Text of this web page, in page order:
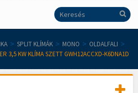
> SPLIT KLÍMÁK > MONO > OLDALFALI >
3,5 KW KLÍMA SZETT GWH12ACCXD-K6DNA1D